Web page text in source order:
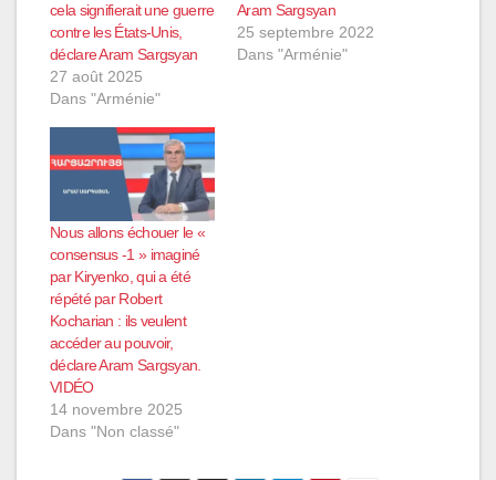
cela signifierait une guerre
contre les États-Unis,
déclare Aram Sargsyan
27 août 2025
Dans "Arménie"
Aram Sargsyan
25 septembre 2022
Dans "Arménie"
Nous allons échouer le «
consensus -1 » imaginé
par Kiryenko, qui a été
répété par Robert
Kocharian : ils veulent
accéder au pouvoir,
déclare Aram Sargsyan.
VIDÉO
14 novembre 2025
Dans "Non classé"